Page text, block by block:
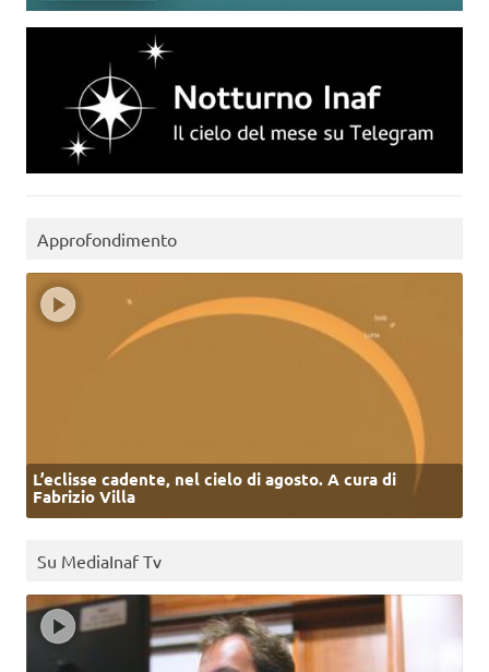
Approfondimento
L’eclisse cadente, nel cielo di agosto. A cura di
Fabrizio Villa
Su MediaInaf Tv